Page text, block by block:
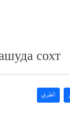
сохт
الطبري